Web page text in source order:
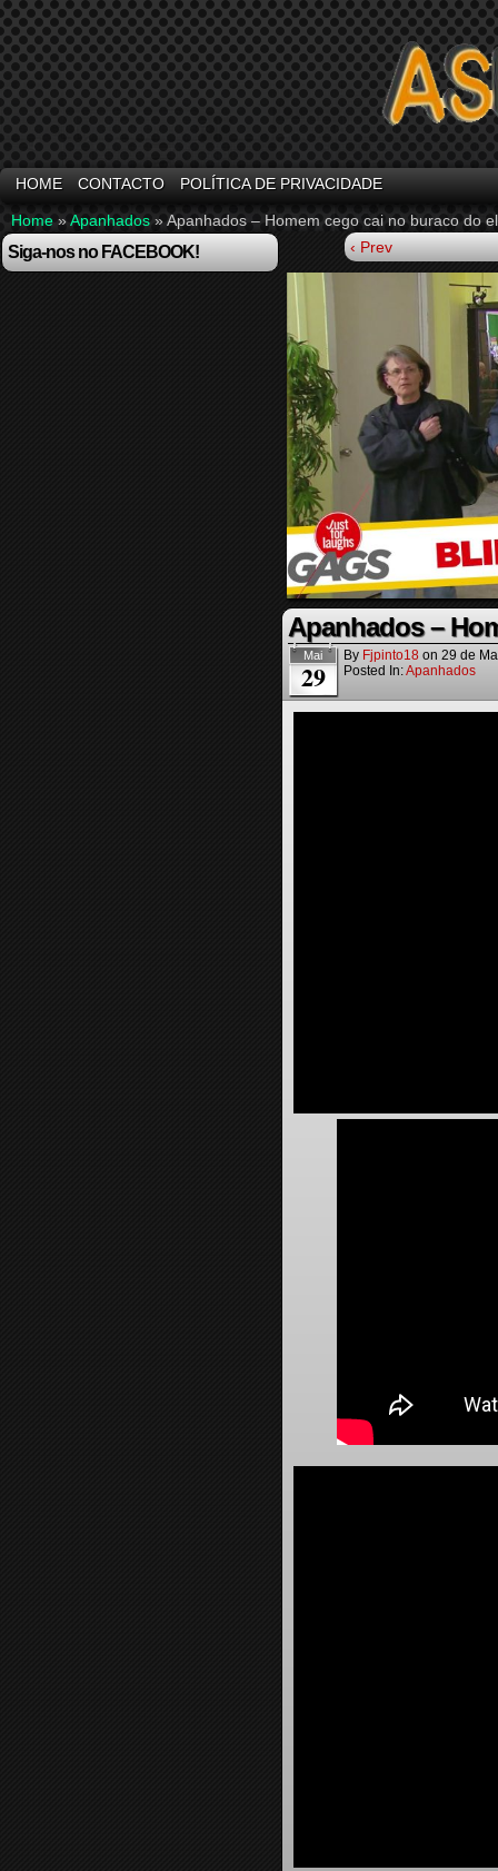
HOME CONTACTO POLÍTICA DE PRIVACIDADE
Home »Apanhados »Apanhados – Homem cego cai no buraco do
Siga-nos no FACEBOOK! ‹ Prev
Apanhados –
Mai
29
By Fjpinto18 on 29 de
Posted In:Apanhados